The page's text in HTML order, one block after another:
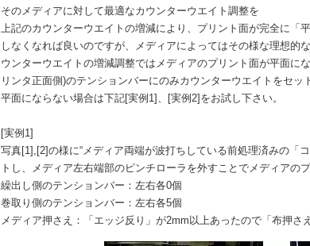
そのメディアに対して最適なカウンターウエイト調整を
上記のカウンターウエイトの増減により、プリント面が完全に「
しなくなれば良いのですが、メディアによってはその様な理想的
ウンターウエイトの増減調整ではメディアのプリント面が平面に
リンタ正面側)のテンションバーにのみカウンターウエイトをセッ
平面にならない場合は下記[実例1]、[実例2]をお試し下さい。
[実例1]
写真[1],[2]の様に“メディア両端が波打ちしている前処理済みの「
トし、メディア左右端部のピンチローラを外すことでメディアの
繰出し側のテンションバー：左右各0個
巻取り側のテンションバー：左右各5個
メディア押さえ：「エッジ反り」が2mm以上あったので「布押さ